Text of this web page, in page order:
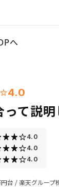
へ
4.0
て説明
4.0
4.0
4.0
台 /楽天グループ